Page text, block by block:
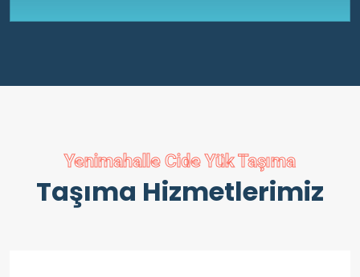
Yenimahalle Cide Yük Taşıma
Taşıma Hizmetlerimiz